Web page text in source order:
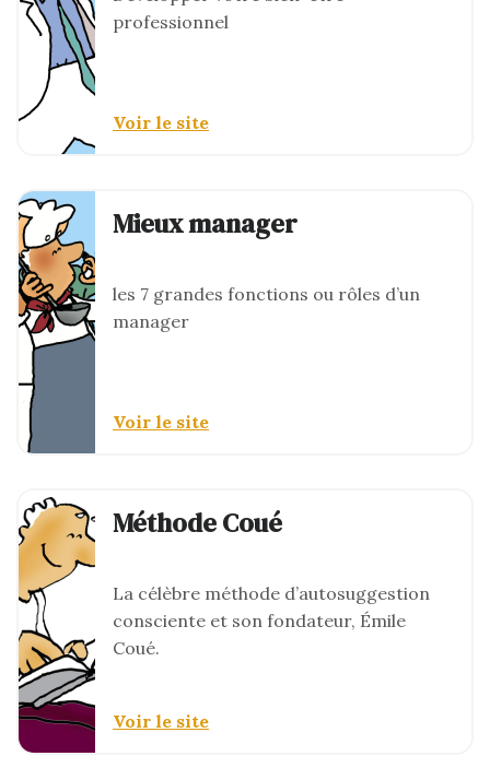
professionnel
Voir le site
Mieux manager
les 7 grandes fonctions ou rôles d’un
manager
Voir le site
Méthode Coué
La célèbre méthode d’autosuggestion
consciente et son fondateur, Émile
Coué.
Voir le site